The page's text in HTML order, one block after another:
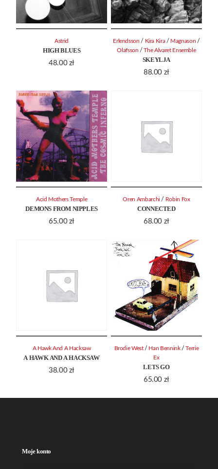
HIGH BLUES
48.00 zł
Astrid
SKEYLJA
88.00 zł
Erlendsson / Kira Kira / Magnason /
Olafsson /The Alvaret Ensemble
DEMONS FROM NIPPLES
65.00 zł
Acid Mothers Temple
CONNECTED
68.00 zł
Oren Ambarchi / Robin Fox
A HAWK AND A HACKSAW
38.00 zł
A Hawk And A Hacksaw
LETS GO
65.00 zł
Brodie West / Han Bennink /Terrie
Ex
Moje konto